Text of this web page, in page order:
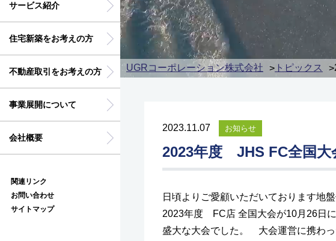
サービス紹介
住宅新築をお考えの方
不動産取引をお考えの方
事業展開について
会社概要
関連リンク
お問い合わせ
サイトマップ
UGRコーポレーション株式会社 > トピックス >
2023.11.07 お知らせ
2023年度 JHS FC全国
日頃よりご愛顧いただいております地
2023年度 FC店 全国大会が10月26日
盛大な大会でした。 大会運営に携わっ